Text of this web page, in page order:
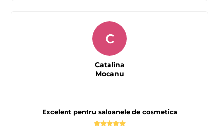
Excelent pentru saloanele de cosmetica
C
Catalina
Mocanu